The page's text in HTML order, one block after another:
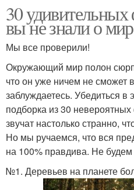
30
вы не знали о
Мы все проверили!
Окружающий мир полон
что он уже ничем не сможет
заблуждаетесь. Убедиться
подборка из 30
звучат настолько странно,
Но мы ручаемся, что вся
на 100% правдива. Не будем
№1. Деревьев на планете